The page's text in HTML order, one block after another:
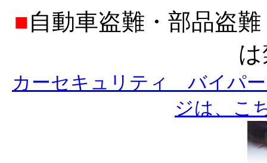
■自動車盗難・部品盗
カーセキュリティ バイパー
ジは、こ